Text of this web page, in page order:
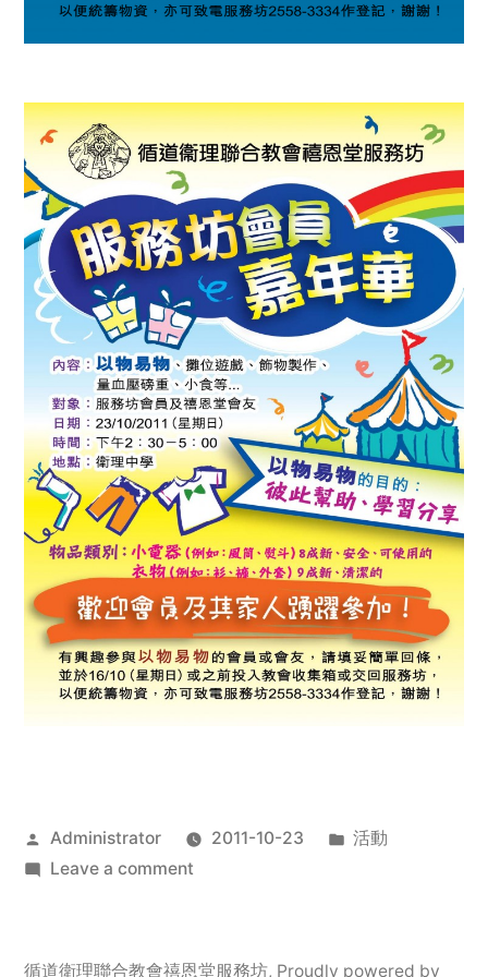
Posted
by
Administrator 2011-10-23
Posted
活動
Leave a commenton
服
循道衛理聯合教會禧恩堂服務坊, Proudly powered by